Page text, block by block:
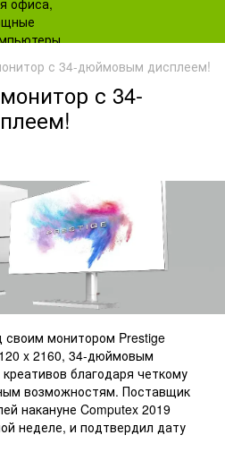
с 34-дюймовым дисплеем!
с 34-
своим монитором Prestige
x 2160, 34-дюймовым
благодаря четкому
возможностям. Поставщик
накануне Computex 2019
неделе, и подтвердил дату